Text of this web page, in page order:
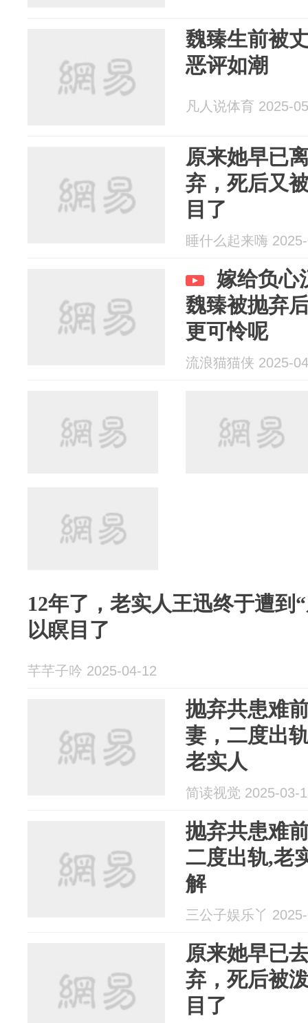
魏臻生前被
恶评如潮
凡人说体育 2025-
原来她早已
弃，死后又
目了
睡什么起来嗨
嫁给负心
魏臻被抛弃
更可怜呢
流浪猫猫侠 2025-
12年了，老实人王迅终于遭到
以瞑目了
芊芊子吟 2025-04-12
抛弃共患难
妻，二度出
老实人
简读视觉 2025-03-
抛弃共患难
二度出轨,老
解
三公子娱乐丫
原来她早已
弃，死后被
目了